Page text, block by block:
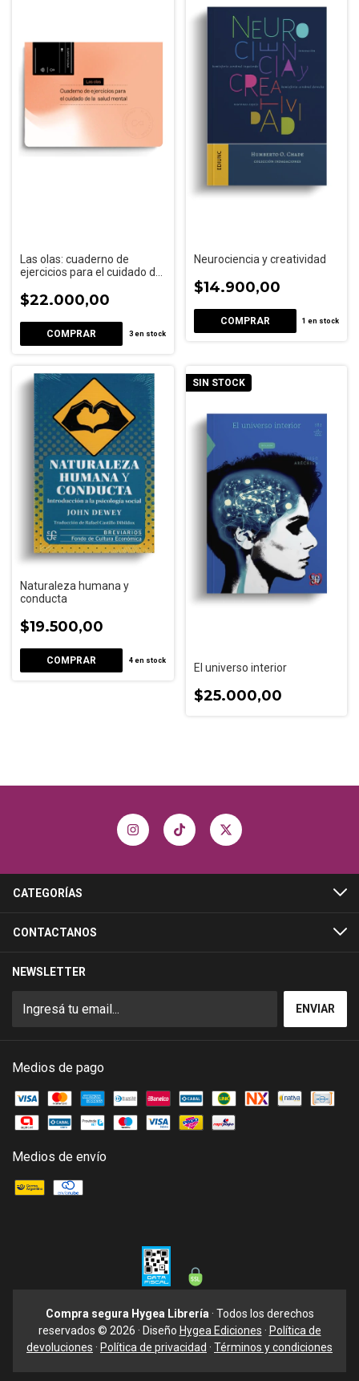
Las olas: cuaderno de
ejercicios para el cuidado de
$22.000,00
3en stock
Neurociencia y creatividad
$14.900,00
1 en stock
Naturaleza humana y
conducta
$19.500,00
4en stock
SIN STOCK
El universo interior
$25.000,00
CATEGORÍAS
CONTACTANOS
NEWSLETTER
Medios de pago
Medios de envío
Compra segura Hygea Librería · Todos los derechos
reservados © 2026 · Diseño Hygea Ediciones · Política de
devoluciones · Política de privacidad · Términos y condiciones